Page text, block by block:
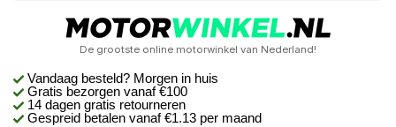
De grootste online motorwinkel van Nederland!
Vandaag besteld? Morgen in huis
Gratis bezorgen vanaf €100
14 dagen gratis retourneren
Gespreid betalen vanaf €1.13 per maand